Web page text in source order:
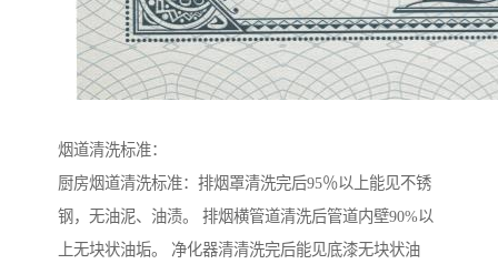
烟道清洗标准：
厨房烟道清洗标准：排烟罩清洗完后95％以上能见不锈
钢，无油泥、油渍。 排烟横管道清洗后管道内壁90%以
上无块状油垢。 净化器清清洗完后能见底漆无块状油